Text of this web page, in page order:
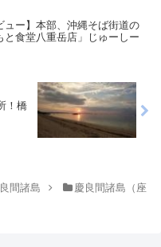
ュー】本部、沖縄そば街道の
と食堂八重岳店」じゅーしー
！橋
間諸島
慶良間諸島（座